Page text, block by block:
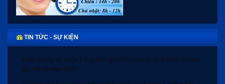
TIN TỨC - SỰ KIỆN
Khẩu trang vải 3 lớp trắng KT5 giá bán lẻ, bán sỉ rẻ nhất Hà Nội,
gửi hàng toàn quốc
Giá bán sỉ, lẻ các loại khẩu trang uy tín, chất lượng, hàng bảo